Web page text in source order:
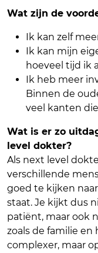
Wat zijn de
Ik kan zelf
Ik kan mijn
hoeveel tijd ik
Ik heb meer
Binnen de
veel kanten
Wat is er zo
level dokter?
Als next level
verschillende
goed te kijken
staat. Je kijkt dus
patiënt, maar ook
zoals de familie
complexer, maar